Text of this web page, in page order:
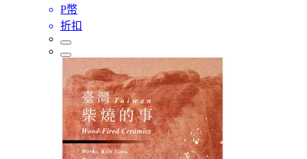
P幣
折扣